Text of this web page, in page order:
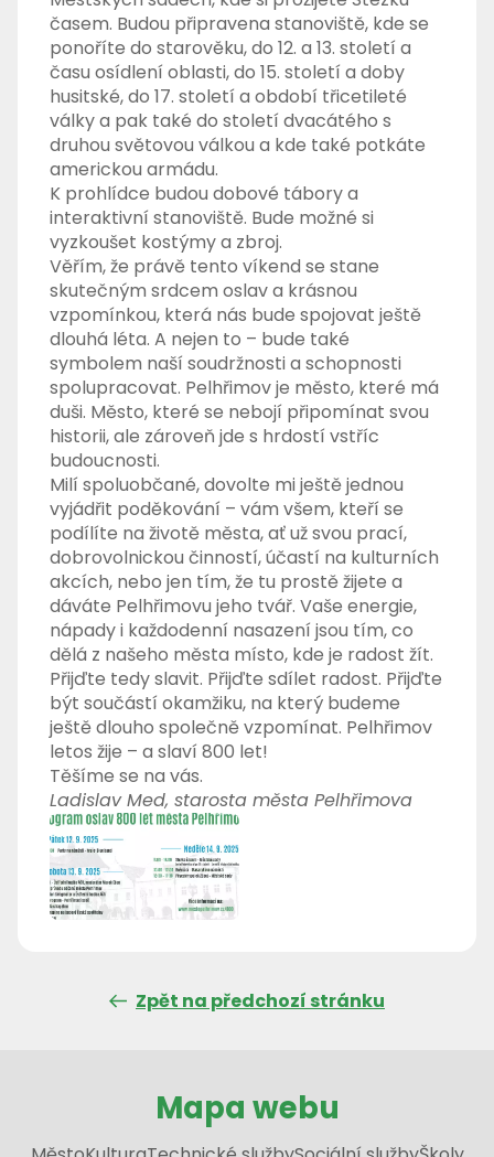
časem. Budou připravena stanoviště, kde se
ponoříte do starověku, do 12. a 13. století a
času osídlení oblasti, do 15. století a doby
husitské, do 17. století a období třicetileté
války a pak také do století dvacátého s
druhou světovou válkou a kde také potkáte
americkou armádu.
K prohlídce budou dobové tábory a
interaktivní stanoviště. Bude možné si
vyzkoušet kostýmy a zbroj.
Věřím, že právě tento víkend se stane
skutečným srdcem oslav a krásnou
vzpomínkou, která nás bude spojovat ještě
dlouhá léta. A nejen to – bude také
symbolem naší soudržnosti a schopnosti
spolupracovat. Pelhřimov je město, které má
duši. Město, které se nebojí připomínat svou
historii, ale zároveň jde s hrdostí vstříc
budoucnosti.
Milí spoluobčané, dovolte mi ještě jednou
vyjádřit poděkování – vám všem, kteří se
podílíte na životě města, ať už svou prací,
dobrovolnickou činností, účastí na kulturních
akcích, nebo jen tím, že tu prostě žijete a
dáváte Pelhřimovu jeho tvář. Vaše energie,
nápady i každodenní nasazení jsou tím, co
dělá z našeho města místo, kde je radost žít.
Přijďte tedy slavit. Přijďte sdílet radost. Přijďte
být součástí okamžiku, na který budeme
ještě dlouho společně vzpomínat. Pelhřimov
letos žije – a slaví 800 let!
Těšíme se na vás.
Ladislav Med, starosta města Pelhřimova
Zpět na předchozí stránku
Mapa webu